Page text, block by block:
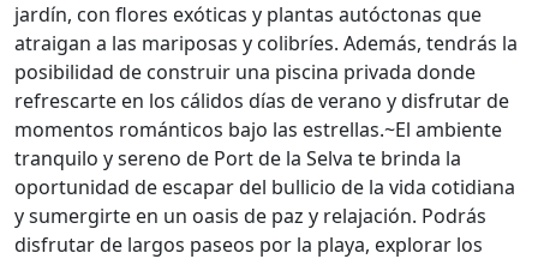
jardín, con flores exóticas y plantas autóctonas que
atraigan a las mariposas y colibríes. Además, tendrás la
posibilidad de construir una piscina privada donde
refrescarte en los cálidos días de verano y disfrutar de
momentos románticos bajo las estrellas.~El ambiente
tranquilo y sereno de Port de la Selva te brinda la
oportunidad de escapar del bullicio de la vida cotidiana
y sumergirte en un oasis de paz y relajación. Podrás
disfrutar de largos paseos por la playa, explorar los